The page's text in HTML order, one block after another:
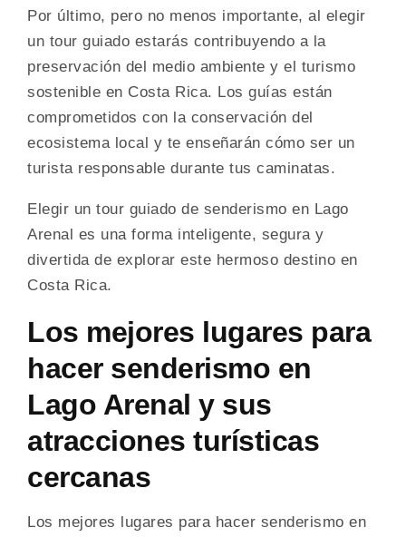
Por último, pero no menos importante, al elegir
un tour guiado estarás contribuyendo a la
preservación del medio ambiente y el turismo
sostenible en Costa Rica. Los guías están
comprometidos con la conservación del
ecosistema local y te enseñarán cómo ser un
turista responsable durante tus caminatas.
Elegir un tour guiado de senderismo en Lago
Arenal es una forma inteligente, segura y
divertida de explorar este hermoso destino en
Costa Rica.
Los mejores lugares para
hacer senderismo en
Lago Arenal y sus
atracciones turísticas
cercanas
Los mejores lugares para hacer senderismo en